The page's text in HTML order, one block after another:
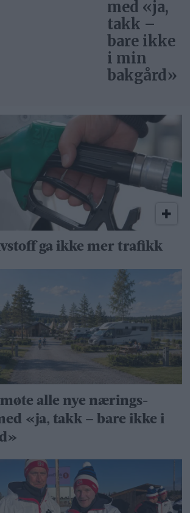
ga ikke mer trafikk
alle nye nærings­
«ja, takk – bare ikke i